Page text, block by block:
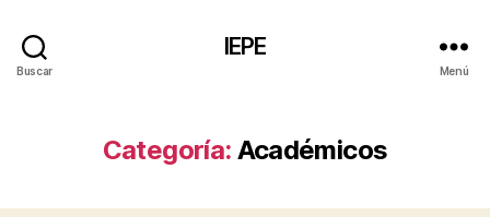
Buscar
IEPE
Menú
Categoría: Académicos